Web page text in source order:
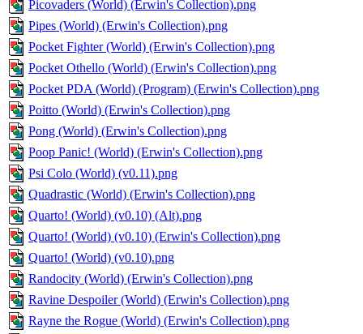
Picovaders (World) (Erwin's Collection).png
Pipes (World) (Erwin's Collection).png
Pocket Fighter (World) (Erwin's Collection).png
Pocket Othello (World) (Erwin's Collection).png
Pocket PDA (World) (Program) (Erwin's Collection).png
Poitto (World) (Erwin's Collection).png
Pong (World) (Erwin's Collection).png
Poop Panic! (World) (Erwin's Collection).png
Psi Colo (World) (v0.11).png
Quadrastic (World) (Erwin's Collection).png
Quarto! (World) (v0.10) (Alt).png
Quarto! (World) (v0.10) (Erwin's Collection).png
Quarto! (World) (v0.10).png
Randocity (World) (Erwin's Collection).png
Ravine Despoiler (World) (Erwin's Collection).png
Rayne the Rogue (World) (Erwin's Collection).png